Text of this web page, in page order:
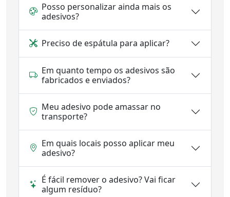
Posso personalizar ainda mais os
adesivos?
Preciso de espátula para aplicar?
Em quanto tempo os adesivos são
fabricados e enviados?
Meu adesivo pode amassar no
transporte?
Em quais locais posso aplicar meu
adesivo?
É fácil remover o adesivo? Vai ficar
algum resíduo?